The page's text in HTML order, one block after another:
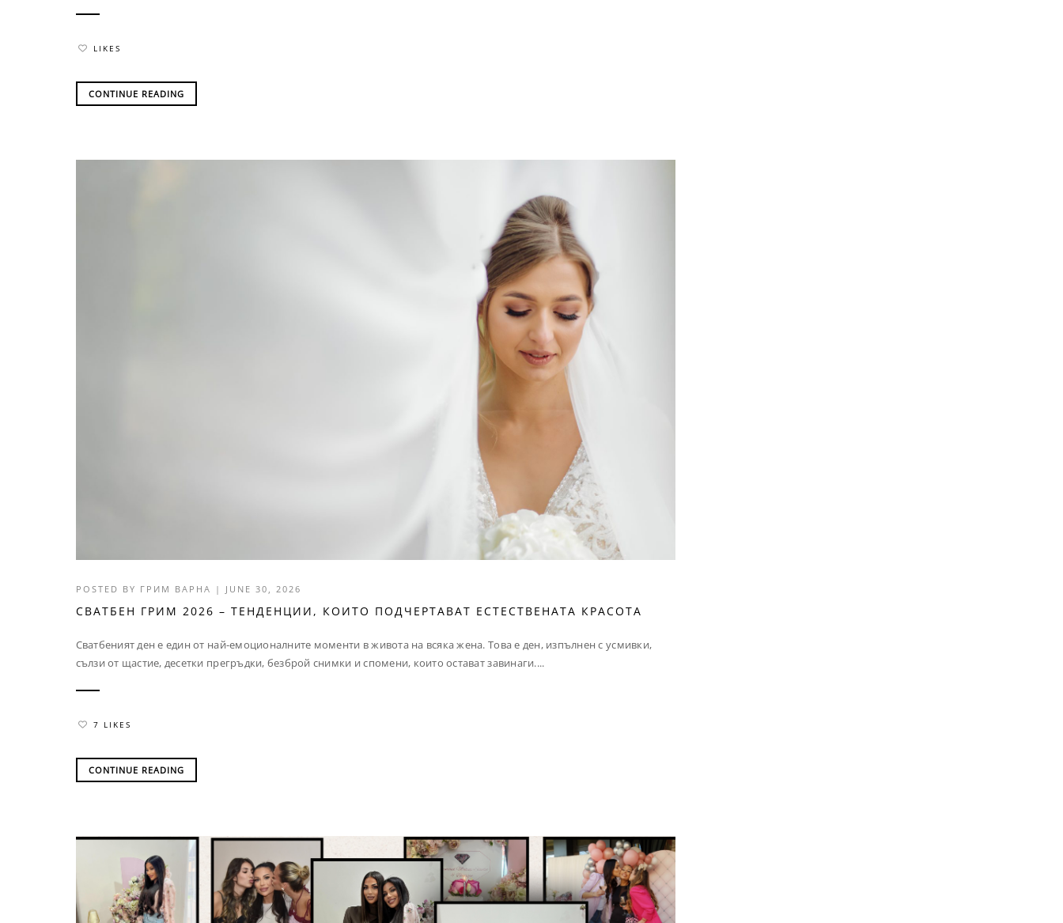
LIKES
CONTINUE READING
POSTED BY ГРИМ ВАРНА | JUNE 30, 2026
СВАТБЕН ГРИМ 2026 – ТЕНДЕНЦИИ, КОИТО ПОДЧЕРТАВАТ ЕСТЕСТВЕНАТА КРАСОТА
Сватбеният ден е един от най-емоционалните моменти в живота на всяка жена. Това е ден, изпълнен с усмивки,
сълзи от щастие, десетки прегръдки, безброй снимки и спомени, които остават завинаги....
7 LIKES
CONTINUE READING